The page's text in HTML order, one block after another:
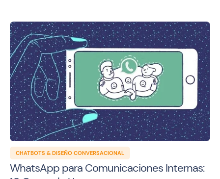
CHATBOTS & DISEÑO CONVERSACIONAL
WhatsApp para Comunicaciones Internas: